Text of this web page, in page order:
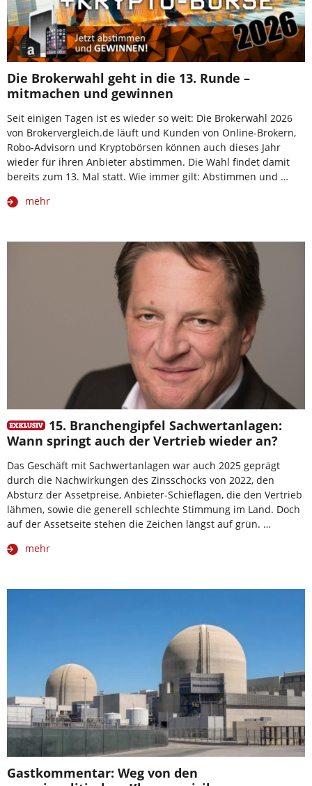
Die Brokerwahl geht in die 13. Runde –
mitmachen und gewinnen
Seit einigen Tagen ist es wieder so weit: Die Brokerwahl 2026
von Brokervergleich.de läuft und Kunden von Online-Brokern,
Robo-Advisorn und Kryptobörsen können auch dieses Jahr
wieder für ihren Anbieter abstimmen. Die Wahl findet damit
bereits zum 13. Mal statt. Wie immer gilt: Abstimmen und …
mehr
15. Branchengipfel Sachwertanlagen:
Wann springt auch der Vertrieb wieder an?
Das Geschäft mit Sachwertanlagen war auch 2025 geprägt
durch die Nachwirkungen des Zinsschocks von 2022, den
Absturz der Assetpreise, Anbieter-Schieflagen, die den Vertrieb
lähmen, sowie die generell schlechte Stimmung im Land. Doch
auf der Assetseite stehen die Zeichen längst auf grün. …
mehr
Gastkommentar: Weg von den